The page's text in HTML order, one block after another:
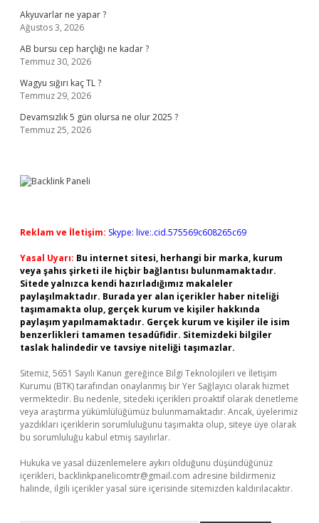
Akyuvarlar ne yapar ?
Ağustos 3, 2026
AB bursu cep harçlığı ne kadar ?
Temmuz 30, 2026
Wagyu sığırı kaç TL ?
Temmuz 29, 2026
Devamsızlık 5 gün olursa ne olur 2025 ?
Temmuz 25, 2026
Reklam ve İletişim: Skype: live:.cid.575569c608265c69
Yasal Uyarı: Bu internet sitesi, herhangi bir marka, kurum
veya şahıs şirketi ile hiçbir bağlantısı bulunmamaktadır.
Sitede yalnızca kendi hazırladığımız makaleler
paylaşılmaktadır. Burada yer alan içerikler haber niteliği
taşımamakta olup, gerçek kurum ve kişiler hakkında
paylaşım yapılmamaktadır. Gerçek kurum ve kişiler ile isim
benzerlikleri tamamen tesadüfidir. Sitemizdeki bilgiler
taslak halindedir ve tavsiye niteliği taşımazlar.
Sitemiz, 5651 Sayılı Kanun gereğince Bilgi Teknolojileri ve İletişim
Kurumu (BTK) tarafından onaylanmış bir Yer Sağlayıcı olarak hizmet
vermektedir. Bu nedenle, sitedeki içerikleri proaktif olarak denetleme
veya araştırma yükümlülüğümüz bulunmamaktadır. Ancak, üyelerimiz
yazdıkları içeriklerin sorumluluğunu taşımakta olup, siteye üye olarak
bu sorumluluğu kabul etmiş sayılırlar.
Hukuka ve yasal düzenlemelere aykırı olduğunu düşündüğünüz
içerikleri, backlinkpanelicomtr@gmail.com adresine bildirmeniz
halinde, ilgili içerikler yasal süre içerisinde sitemizden kaldırılacaktır.